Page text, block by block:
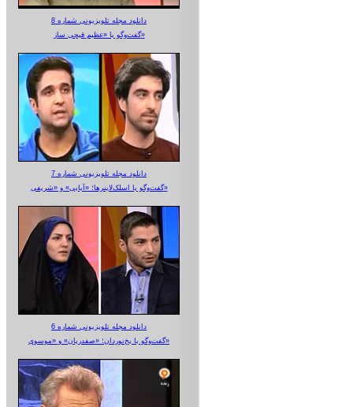
دانلود مجله تلویزیونی شماره 8
گفت‌وگو با «عظیم قیچی ساز»
دانلود مجله تلویزیونی شماره 7
گفت‌وگو با اسلک‌لاینرها؛ «آبایی» و «شریفی»
دانلود مجله تلویزیونی شماره 6
گفت‌وگو با یخ‌نوردان؛ «صفدریان» و «موسوی»